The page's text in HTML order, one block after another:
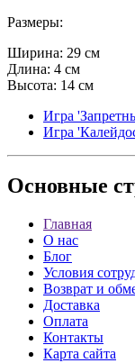
Размеры:
Ширина: 29 см
Длина: 4 см
Высота: 14 см
Игра
Игра
Основные
Главная
О нас
Блог
Условия
Возврат и
Доставка
Оплата
Контакты
Карта сайта